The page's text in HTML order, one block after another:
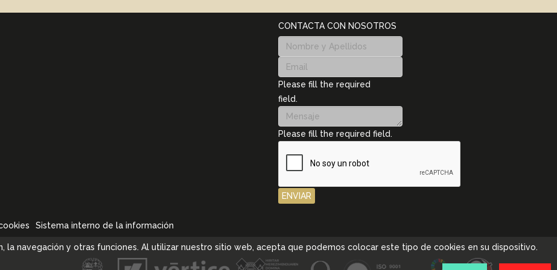
Sistema interno de la información
CONTACTA CON NOSOTROS
Please fill the required
field.
Please fill the required field.
ENVIAR
la navegación y otras funciones. Al utilizar nuestro sitio web, acepta que podemos colocar este tipo de cookies en su dispositivo.